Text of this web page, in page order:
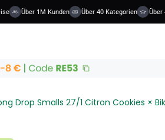
Über 1M Kunden Über 40 Kategorien Über
Drop Smalls 27/1 Citron Cookies ×